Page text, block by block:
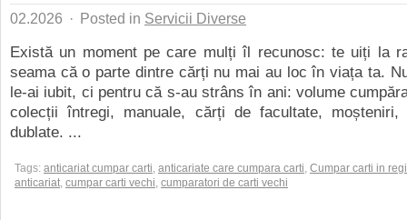
02.2026 · Posted in Servicii Diverse
Există un moment pe care mulți îl recunosc: te uiți la
seama că o parte dintre cărți nu mai au loc în viața ta.
le-ai iubit, ci pentru că s-au strâns în ani: volume
colecții întregi, manuale, cărți de facultate, moșteniri,
dublate. ...
Tags: anticariat cumpar carti, anticariate care cumpara carti, Cumpar carti in
anticariat, cumpar carti vechi, cumparatori de carti vechi